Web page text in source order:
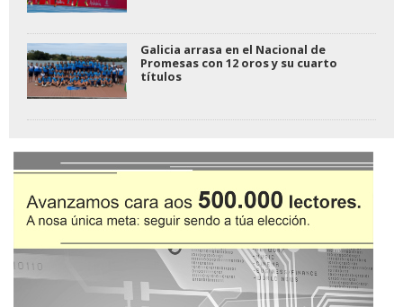
Galicia arrasa en el Nacional de
Promesas con 12 oros y su cuarto
títulos